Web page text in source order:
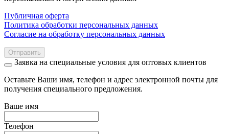
Публичная оферта
Политика обработки персональных данных
Согласие на обработку персональных данных
Отправить
Заявка на специальные условия для оптовых клиентов
Оставьте Ваши имя, телефон и адрес электронной почты для
получения специального предложения.
Ваше имя
Телефон